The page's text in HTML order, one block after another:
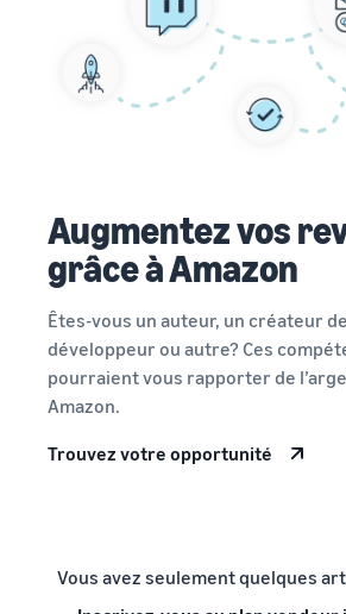
Augmentez vos
grâce à Amazon
Êtes-vous un auteur, un créateur
développeur ou autre? Ces
pourraient vous rapporter de
Amazon.
Trouvez votre opportunité
Vous avez seulement quelques